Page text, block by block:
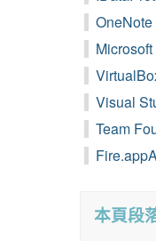
Visual
Team
本頁段